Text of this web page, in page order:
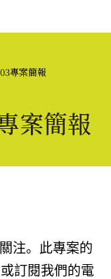
專案簡報
案簡報
注。此專案的
訂閱我們的電